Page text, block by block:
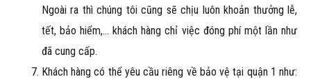
Ngoài ra thì chúng tôi cũng sẽ chịu luôn khoản thưởng lễ,
tết, bảo hiểm,… khách hàng chỉ việc đóng phí một lần như
đã cung cấp.
Khách hàng có thể yêu cầu riêng về bảo vệ tại quận 1 như: